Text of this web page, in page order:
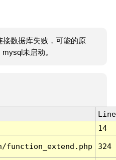
接数据库失败，可能的原
未启动。
Line
14
function_extend.php 324